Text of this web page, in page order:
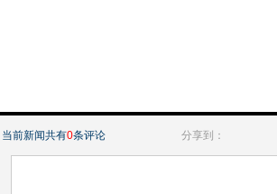
当前新闻共有0条评论 分享到：